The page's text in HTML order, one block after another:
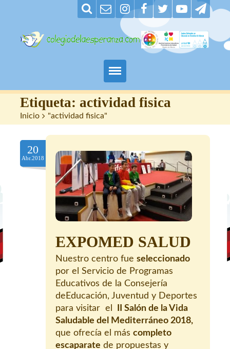
Padres
Alumnos
Maestros
Nuestro centro
Contacto
Etiqueta: actividad fisica
Inicio > "actividad fisica"
20
Abr.2018
EXPOMED SALUD
Nuestro centro fue seleccionado
por el Servicio de Programas
Educativos de la Consejería
deEducación, Juventud y Deportes
para visitar el
II Salón de la Vida
Saludable del Mediterráneo 2018,
que ofrecía el más completo
escaparate de propuestas y